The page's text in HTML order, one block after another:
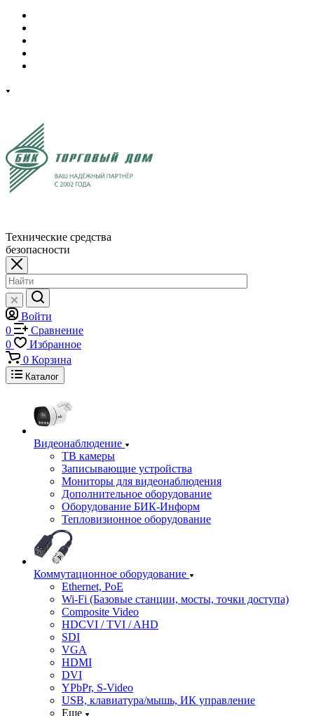
Технические средства
безопасности
Войти
0
Сравнение
0
Избранное
0 Корзина
Каталог
Видеонаблюдение
ТВ камеры
Записывающие устройства
Мониторы для видеонаблюдения
Дополнительное оборудование
Оборудование БИК-Информ
Тепловизионное оборудование
Коммутационное оборудование
Ethernet, PoE
Wi-Fi (Базовые станции, мосты, точки доступа)
Composite Video
HDCVI / TVI / AHD
SDI
VGA
HDMI
DVI
YPbPr, S-Video
USB, клавиатура/мышь, ИК управление
Еще